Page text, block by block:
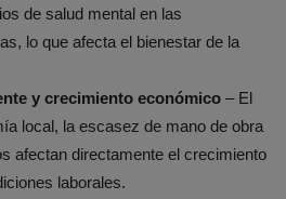
de salud mental en las
lo que afecta el bienestar de la
y crecimiento económico – El
local, la escasez de mano de obra
afectan directamente el crecimiento
laborales.